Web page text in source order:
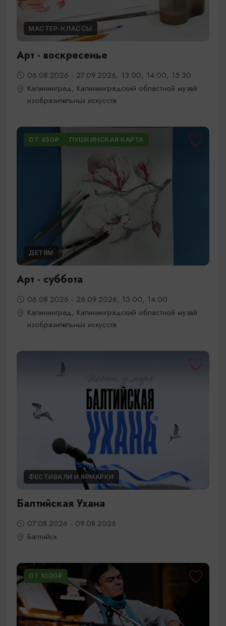
МАСТЕР-КЛАССЫ
Арт - воскресенье
06.08.2026 - 27.09.2026, 13:00, 14:00, 15:30
Калининград, Калининградский областной музей
изобразительных искусств
ОТ 450₽ ПУШКИНСКАЯ КАРТА
ДЕТЯМ
Арт - суббота
06.08.2026 - 26.09.2026, 13:00, 14:00
Калининград, Калининградский областной музей
изобразительных искусств
ФЕСТИВАЛИ И ЯРМАРКИ
Балтийская Ухана
07.08.2026 - 09.08.2026
Балтийск
ОТ 1000₽